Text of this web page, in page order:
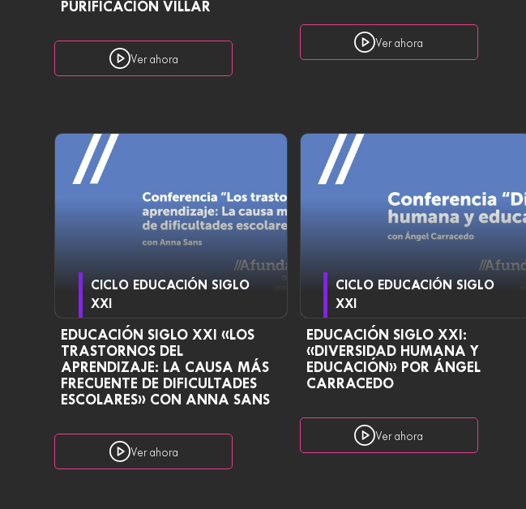
PURIFICACIÓN VILLAR
Ver ahora
Ver ahora
CICLO EDUCACIÓN SIGLO
XXI
EDUCACIÓN SIGLO XXI «LOS
TRASTORNOS DEL
APRENDIZAJE: LA CAUSA MÁS
FRECUENTE DE DIFICULTADES
ESCOLARES» CON ANNA SANS
Ver ahora
CICLO EDUCACIÓN SIGLO
XXI
EDUCACIÓN SIGLO XXI:
«DIVERSIDAD HUMANA Y
EDUCACIÓN» POR ÁNGEL
CARRACEDO
Ver ahora